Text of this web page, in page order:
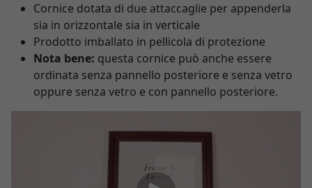
Cornice dotata di due attaccaglie per appenderla
sia in orizzontale sia in verticale
Prodotto imballato in pellicola di protezione
Nota bene: questa cornice può anche essere
ordinata senza pannello posteriore e senza vetro
oppure senza vetro e con pannello posteriore.